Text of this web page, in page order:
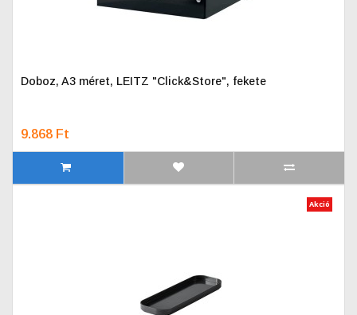
Doboz, A3 méret, LEITZ "Click&Store", fekete
9.868 Ft
Akció